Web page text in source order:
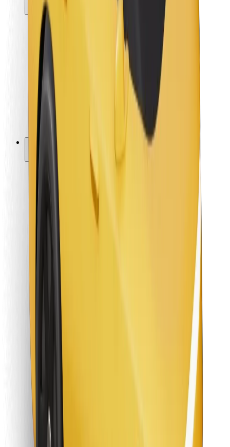
Keleiviams
Vairuotojams
Kurjeriams
„Bolt Food“
Automobilių nuomos įmonių savininkams
Restoranams
„Bolt for Business“
Paslaugų teikėjai
Sąlygos
Slapukai
Saugumas
Atsisiųsti programėlę „Bolt“
Raskite savo mėgstamą maistą!
Atsisiųsti programėlę „Bolt Food“